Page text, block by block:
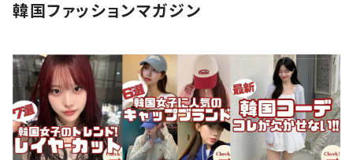
韓国ファッションマガジン